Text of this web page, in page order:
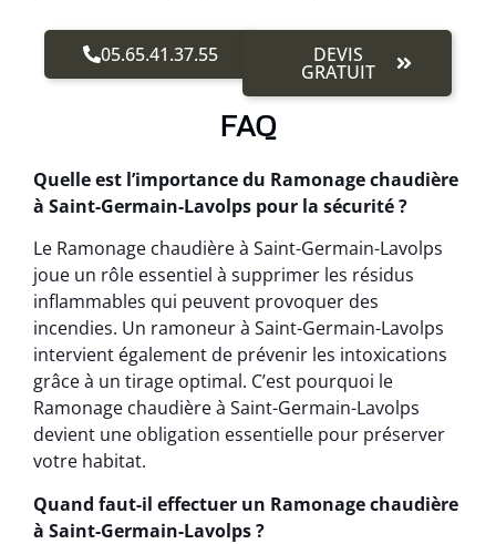
05.65.41.37.55 DEVIS
GRATUIT
FAQ
Quelle est l’importance du Ramonage chaudière
à Saint-Germain-Lavolps pour la sécurité ?
Le Ramonage chaudière à Saint-Germain-Lavolps
joue un rôle essentiel à supprimer les résidus
inflammables qui peuvent provoquer des
incendies. Un ramoneur à Saint-Germain-Lavolps
intervient également de prévenir les intoxications
grâce à un tirage optimal. C’est pourquoi le
Ramonage chaudière à Saint-Germain-Lavolps
devient une obligation essentielle pour préserver
votre habitat.
Quand faut-il effectuer un Ramonage chaudière
à Saint-Germain-Lavolps ?